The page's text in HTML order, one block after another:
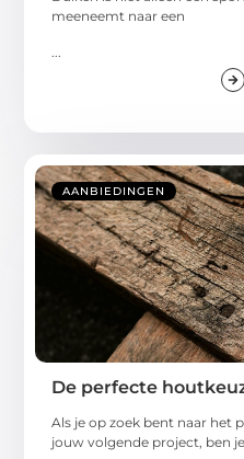
meeneemt naar een
AANBIEDINGEN
De perfecte
Als je op zoek bent naar
jouw volgende project, ben je